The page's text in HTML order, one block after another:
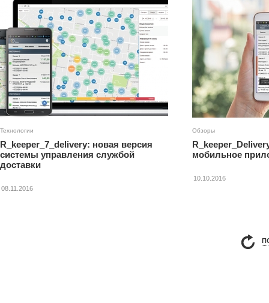
Технологии
R_keeper_7_delivery: новая версия
системы управления службой
доставки
08.11.2016
Обзоры
мобильное
10.10.2016